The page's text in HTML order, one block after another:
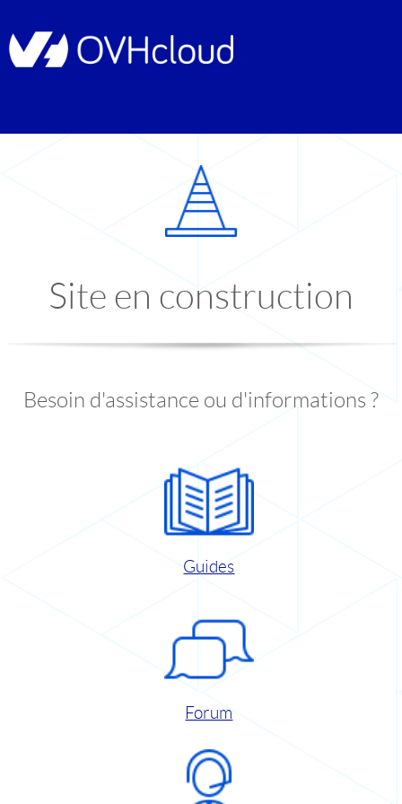
Site en construction
Besoin d'assistance ou d'informations ?
Guides
Forum